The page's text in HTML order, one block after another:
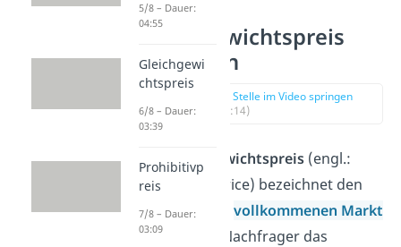
Gleichgewichtspreis
Definition
zur Stelle im Video springen
(00:14)
Der Gleichgewichtspreis(engl.:
equilibrium price) bezeichnet den
Preis in einem vollkommenen Markt
, zu dem alle Nachfrager das
5/8 – Dauer:
04:55
Gleichgewi
chtspreis
6/8 – Dauer:
03:39
Prohibitivp
reis
7/8 – Dauer:
03:09